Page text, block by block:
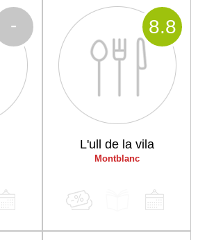
-
L'ull de la vila
Montblanc
8.8